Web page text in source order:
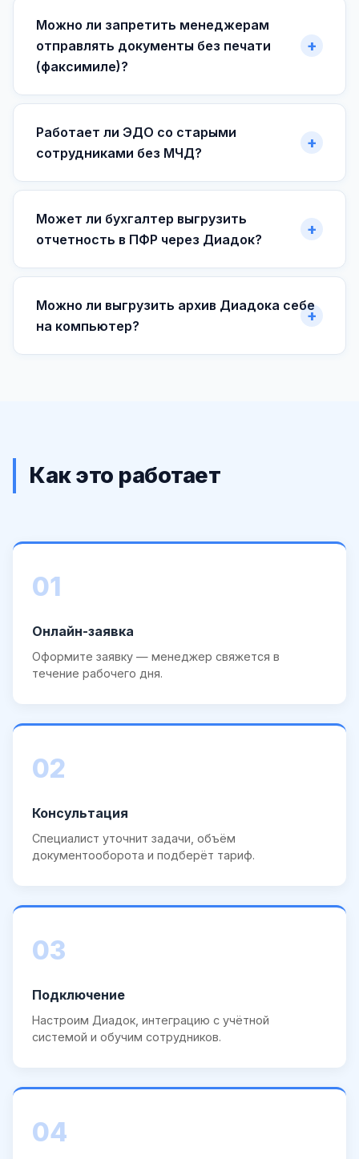
Можно ли запретить менеджерам
отправлять документы без печати
(факсимиле)?
Работает ли ЭДО со старыми
сотрудниками без МЧД?
Может ли бухгалтер выгрузить
отчетность в ПФР через Диадок?
Можно ли выгрузить архив Диадока себе
на компьютер?
Как это работает
01
Онлайн-заявка
Оформите заявку — менеджер свяжется в
течение рабочего дня.
02
Консультация
Специалист уточнит задачи, объём
документооборота и подберёт тариф.
03
Подключение
Настроим Диадок, интеграцию с учётной
системой и обучим сотрудников.
04